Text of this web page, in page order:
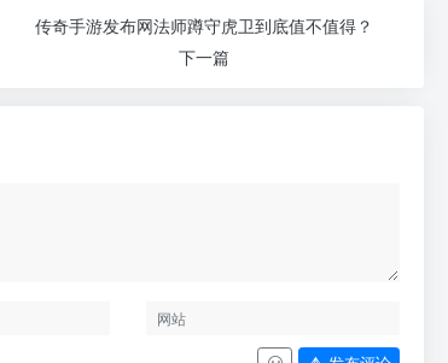
传奇手游发布网法师蹲守虎卫到底值不值得？
下一篇